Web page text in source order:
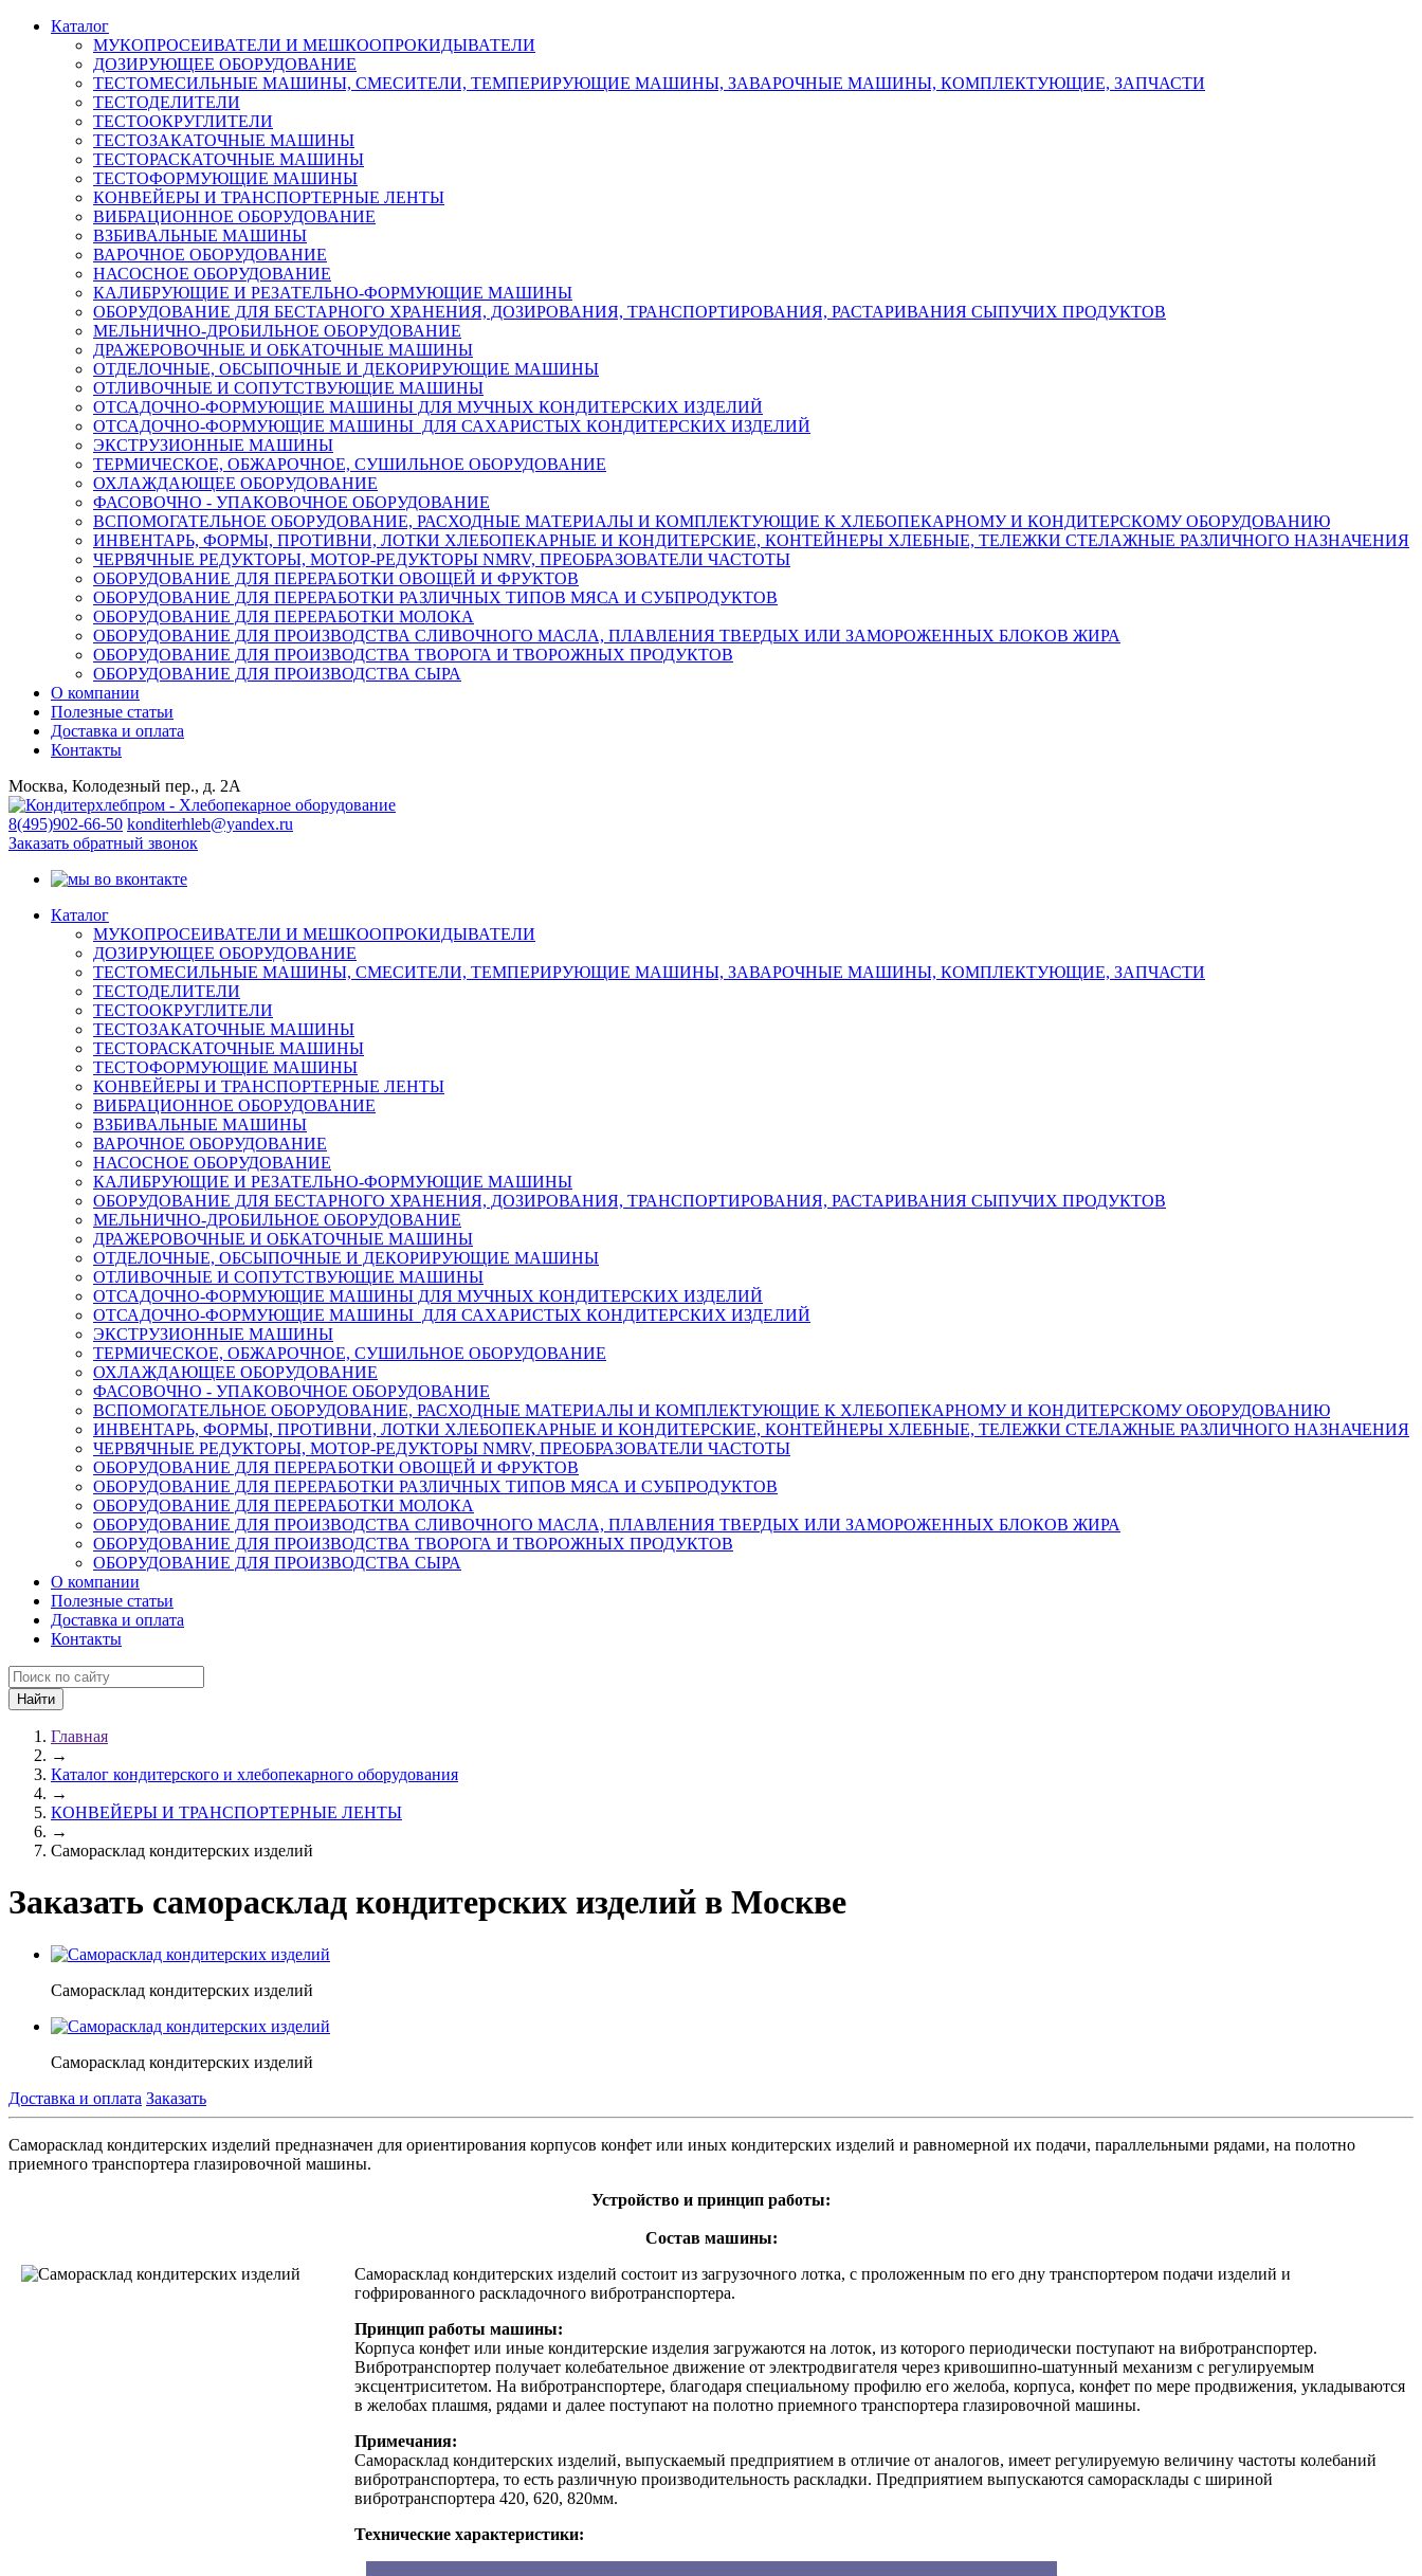
Каталог
МУКОПРОСЕИВАТЕЛИ И МЕШКООПРОКИДЫВАТЕЛИ
ДОЗИРУЮЩЕЕ ОБОРУДОВАНИЕ
ТЕСТОМЕСИЛЬНЫЕ МАШИНЫ, СМЕСИТЕЛИ, ТЕМПЕРИРУЮЩИЕ МАШИНЫ, ЗАВАРОЧНЫЕ МАШИНЫ, КОМПЛЕКТУЮЩИЕ, ЗАПЧАСТИ
ТЕСТОДЕЛИТЕЛИ
ТЕСТООКРУГЛИТЕЛИ
ТЕСТОЗАКАТОЧНЫЕ МАШИНЫ
ТЕСТОРАСКАТОЧНЫЕ МАШИНЫ
ТЕСТОФОРМУЮЩИЕ МАШИНЫ
КОНВЕЙЕРЫ И ТРАНСПОРТЕРНЫЕ ЛЕНТЫ
ВИБРАЦИОННОЕ ОБОРУДОВАНИЕ
ВЗБИВАЛЬНЫЕ МАШИНЫ
ВАРОЧНОЕ ОБОРУДОВАНИЕ
НАСОСНОЕ ОБОРУДОВАНИЕ
КАЛИБРУЮЩИЕ И РЕЗАТЕЛЬНО-ФОРМУЮЩИЕ МАШИНЫ
ОБОРУДОВАНИЕ ДЛЯ БЕСТАРНОГО ХРАНЕНИЯ, ДОЗИРОВАНИЯ, ТРАНСПОРТИРОВАНИЯ, РАСТАРИВАНИЯ СЫПУЧИХ ПРОДУКТОВ
МЕЛЬНИЧНО-ДРОБИЛЬНОЕ ОБОРУДОВАНИЕ
ДРАЖЕРОВОЧНЫЕ И ОБКАТОЧНЫЕ МАШИНЫ
ОТДЕЛОЧНЫЕ, ОБСЫПОЧНЫЕ И ДЕКОРИРУЮЩИЕ МАШИНЫ
ОТЛИВОЧНЫЕ И СОПУТСТВУЮЩИЕ МАШИНЫ
ОТСАДОЧНО-ФОРМУЮЩИЕ МАШИНЫ ДЛЯ МУЧНЫХ КОНДИТЕРСКИХ ИЗДЕЛИЙ
ОТСАДОЧНО-ФОРМУЮЩИЕ МАШИНЫ ДЛЯ САХАРИСТЫХ КОНДИТЕРСКИХ ИЗДЕЛИЙ
ЭКСТРУЗИОННЫЕ МАШИНЫ
ТЕРМИЧЕСКОЕ, ОБЖАРОЧНОЕ, СУШИЛЬНОЕ ОБОРУДОВАНИЕ
ОХЛАЖДАЮЩЕЕ ОБОРУДОВАНИЕ
ФАСОВОЧНО - УПАКОВОЧНОЕ ОБОРУДОВАНИЕ
ВСПОМОГАТЕЛЬНОЕ ОБОРУДОВАНИЕ, РАСХОДНЫЕ МАТЕРИАЛЫ И КОМПЛЕКТУЮЩИЕ К ХЛЕБОПЕКАРНОМУ И КОНДИТЕРСКОМУ ОБОРУДОВАНИЮ
ИНВЕНТАРЬ, ФОРМЫ, ПРОТИВНИ, ЛОТКИ ХЛЕБОПЕКАРНЫЕ И КОНДИТЕРСКИЕ, КОНТЕЙНЕРЫ ХЛЕБНЫЕ, ТЕЛЕЖКИ СТЕЛАЖНЫЕ РАЗЛИЧНОГО НАЗНАЧЕНИЯ
ЧЕРВЯЧНЫЕ РЕДУКТОРЫ, МОТОР-РЕДУКТОРЫ NMRV, ПРЕОБРАЗОВАТЕЛИ ЧАСТОТЫ
ОБОРУДОВАНИЕ ДЛЯ ПЕРЕРАБОТКИ ОВОЩЕЙ И ФРУКТОВ
ОБОРУДОВАНИЕ ДЛЯ ПЕРЕРАБОТКИ РАЗЛИЧНЫХ ТИПОВ МЯСА И СУБПРОДУКТОВ
ОБОРУДОВАНИЕ ДЛЯ ПЕРЕРАБОТКИ МОЛОКА
ОБОРУДОВАНИЕ ДЛЯ ПРОИЗВОДСТВА СЛИВОЧНОГО МАСЛА, ПЛАВЛЕНИЯ ТВЕРДЫХ ИЛИ ЗАМОРОЖЕННЫХ БЛОКОВ ЖИРА
ОБОРУДОВАНИЕ ДЛЯ ПРОИЗВОДСТВА ТВОРОГА И ТВОРОЖНЫХ ПРОДУКТОВ
ОБОРУДОВАНИЕ ДЛЯ ПРОИЗВОДСТВА СЫРА
О компании
Полезные статьи
Доставка и оплата
Контакты
Москва, Колодезный пер., д. 2А
8(495)902-66-50 konditerhleb@yandex.ru
Заказать обратный звонок
Каталог
МУКОПРОСЕИВАТЕЛИ И МЕШКООПРОКИДЫВАТЕЛИ
ДОЗИРУЮЩЕЕ ОБОРУДОВАНИЕ
ТЕСТОМЕСИЛЬНЫЕ МАШИНЫ, СМЕСИТЕЛИ, ТЕМПЕРИРУЮЩИЕ МАШИНЫ, ЗАВАРОЧНЫЕ МАШИНЫ, КОМПЛЕКТУЮЩИЕ, ЗАПЧАСТИ
ТЕСТОДЕЛИТЕЛИ
ТЕСТООКРУГЛИТЕЛИ
ТЕСТОЗАКАТОЧНЫЕ МАШИНЫ
ТЕСТОРАСКАТОЧНЫЕ МАШИНЫ
ТЕСТОФОРМУЮЩИЕ МАШИНЫ
КОНВЕЙЕРЫ И ТРАНСПОРТЕРНЫЕ ЛЕНТЫ
ВИБРАЦИОННОЕ ОБОРУДОВАНИЕ
ВЗБИВАЛЬНЫЕ МАШИНЫ
ВАРОЧНОЕ ОБОРУДОВАНИЕ
НАСОСНОЕ ОБОРУДОВАНИЕ
КАЛИБРУЮЩИЕ И РЕЗАТЕЛЬНО-ФОРМУЮЩИЕ МАШИНЫ
ОБОРУДОВАНИЕ ДЛЯ БЕСТАРНОГО ХРАНЕНИЯ, ДОЗИРОВАНИЯ, ТРАНСПОРТИРОВАНИЯ, РАСТАРИВАНИЯ СЫПУЧИХ ПРОДУКТОВ
МЕЛЬНИЧНО-ДРОБИЛЬНОЕ ОБОРУДОВАНИЕ
ДРАЖЕРОВОЧНЫЕ И ОБКАТОЧНЫЕ МАШИНЫ
ОТДЕЛОЧНЫЕ, ОБСЫПОЧНЫЕ И ДЕКОРИРУЮЩИЕ МАШИНЫ
ОТЛИВОЧНЫЕ И СОПУТСТВУЮЩИЕ МАШИНЫ
ОТСАДОЧНО-ФОРМУЮЩИЕ МАШИНЫ ДЛЯ МУЧНЫХ КОНДИТЕРСКИХ ИЗДЕЛИЙ
ОТСАДОЧНО-ФОРМУЮЩИЕ МАШИНЫ ДЛЯ САХАРИСТЫХ КОНДИТЕРСКИХ ИЗДЕЛИЙ
ЭКСТРУЗИОННЫЕ МАШИНЫ
ТЕРМИЧЕСКОЕ, ОБЖАРОЧНОЕ, СУШИЛЬНОЕ ОБОРУДОВАНИЕ
ОХЛАЖДАЮЩЕЕ ОБОРУДОВАНИЕ
ФАСОВОЧНО - УПАКОВОЧНОЕ ОБОРУДОВАНИЕ
ВСПОМОГАТЕЛЬНОЕ ОБОРУДОВАНИЕ, РАСХОДНЫЕ МАТЕРИАЛЫ И КОМПЛЕКТУЮЩИЕ К ХЛЕБОПЕКАРНОМУ И КОНДИТЕРСКОМУ ОБОРУДОВАНИЮ
ИНВЕНТАРЬ, ФОРМЫ, ПРОТИВНИ, ЛОТКИ ХЛЕБОПЕКАРНЫЕ И КОНДИТЕРСКИЕ, КОНТЕЙНЕРЫ ХЛЕБНЫЕ, ТЕЛЕЖКИ СТЕЛАЖНЫЕ РАЗЛИЧНОГО НАЗНАЧЕНИЯ
ЧЕРВЯЧНЫЕ РЕДУКТОРЫ, МОТОР-РЕДУКТОРЫ NMRV, ПРЕОБРАЗОВАТЕЛИ ЧАСТОТЫ
ОБОРУДОВАНИЕ ДЛЯ ПЕРЕРАБОТКИ ОВОЩЕЙ И ФРУКТОВ
ОБОРУДОВАНИЕ ДЛЯ ПЕРЕРАБОТКИ РАЗЛИЧНЫХ ТИПОВ МЯСА И СУБПРОДУКТОВ
ОБОРУДОВАНИЕ ДЛЯ ПЕРЕРАБОТКИ МОЛОКА
ОБОРУДОВАНИЕ ДЛЯ ПРОИЗВОДСТВА СЛИВОЧНОГО МАСЛА, ПЛАВЛЕНИЯ ТВЕРДЫХ ИЛИ ЗАМОРОЖЕННЫХ БЛОКОВ ЖИРА
ОБОРУДОВАНИЕ ДЛЯ ПРОИЗВОДСТВА ТВОРОГА И ТВОРОЖНЫХ ПРОДУКТОВ
ОБОРУДОВАНИЕ ДЛЯ ПРОИЗВОДСТВА СЫРА
О компании
Полезные статьи
Доставка и оплата
Контакты
Главная
→
Каталог кондитерского и хлебопекарного оборудования
→
КОНВЕЙЕРЫ И ТРАНСПОРТЕРНЫЕ ЛЕНТЫ
→
Саморасклад кондитерских изделий
Заказать саморасклад кондитерских изделий в Москве
Саморасклад кондитерских изделий
Саморасклад кондитерских изделий
Доставка и оплата Заказать
Саморасклад кондитерских изделий предназначен для ориентирования корпусов конфет или иных кондитерских изделий и равномерной их подачи, параллельными рядами, на полотно
приемного транспортера глазировочной машины.
Устройство и принцип работы:
Состав машины:
Саморасклад кондитерских изделий состоит из загрузочного лотка, с проложенным по его дну транспортером подачи изделий и
гофрированного раскладочного вибротранспортера.
Принцип работы машины:
Корпуса конфет или иные кондитерские изделия загружаются на лоток, из которого периодически поступают на вибротранспортер.
Вибротранспортер получает колебательное движение от электродвигателя через кривошипно-шатунный механизм с регулируемым
эксцентриситетом. На вибротранспортере, благодаря специальному профилю его желоба, корпуса, конфет по мере продвижения, укладываются
в желобах плашмя, рядами и далее поступают на полотно приемного транспортера глазировочной машины.
Примечания:
Саморасклад кондитерских изделий, выпускаемый предприятием в отличие от аналогов, имеет регулируемую величину частоты колебаний
вибротранспортера, то есть различную производительность раскладки. Предприятием выпускаются саморасклады с шириной
вибротранспортера 420, 620, 820мм.
Технические характеристики: